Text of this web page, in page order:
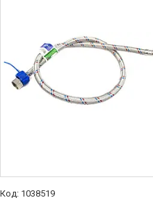
1038519